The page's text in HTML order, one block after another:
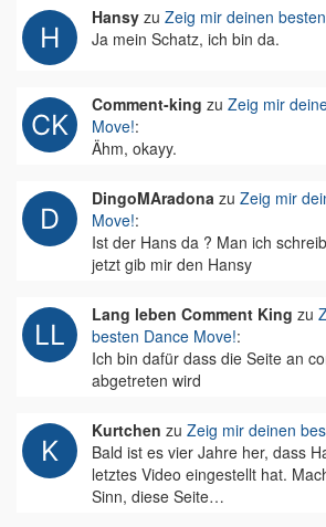
Hansy zu Zeig mir deinen
Ja mein Schatz, ich bin da.
Comment-king zu Zeig mir
Move!:
Ähm, okayy.
DingoMAradona zu Zeig mir
Move!:
Ist der Hans da ? Man ich
jetzt gib mir den Hansy
Lang leben Comment King zu
besten Dance Move!:
Ich bin dafür dass die Seite an
abgetreten wird
Kurtchen zu Zeig mir deinen
Bald ist es vier Jahre her, dass
letztes Video eingestellt hat.
Sinn, diese Seite…